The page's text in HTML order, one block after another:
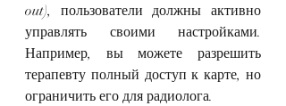
out), пользователи должны активно
управлять своими настройками.
Например, вы можете разрешить
терапевту полный доступ к карте, но
ограничить его для радиолога.